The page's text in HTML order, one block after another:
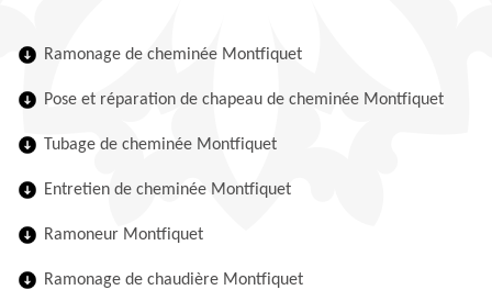
Ramonage de cheminée Montfiquet
Pose et réparation de chapeau de cheminée Montfiquet
Tubage de cheminée Montfiquet
Entretien de cheminée Montfiquet
Ramoneur Montfiquet
Ramonage de chaudière Montfiquet